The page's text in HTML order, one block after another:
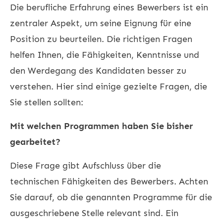
Die berufliche Erfahrung eines Bewerbers ist ein
zentraler Aspekt, um seine Eignung für eine
Position zu beurteilen. Die richtigen Fragen
helfen Ihnen, die Fähigkeiten, Kenntnisse und
den Werdegang des Kandidaten besser zu
verstehen. Hier sind einige gezielte Fragen, die
Sie stellen sollten:
Mit welchen Programmen haben Sie bisher
gearbeitet?
Diese Frage gibt Aufschluss über die
technischen Fähigkeiten des Bewerbers. Achten
Sie darauf, ob die genannten Programme für die
ausgeschriebene Stelle relevant sind. Ein